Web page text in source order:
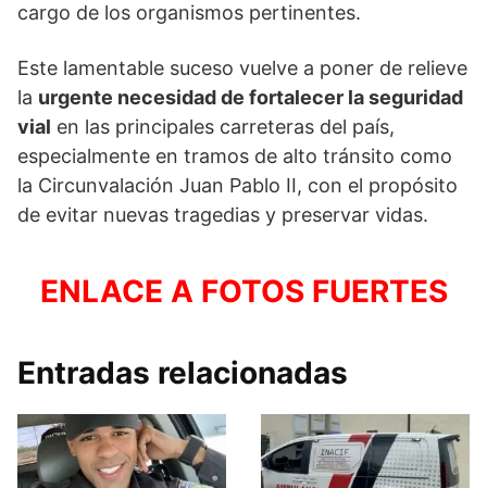
cargo de los organismos pertinentes.
Este lamentable suceso vuelve a poner de relieve
la urgente necesidad de fortalecer la seguridad
vial en las principales carreteras del país,
especialmente en tramos de alto tránsito como
la Circunvalación Juan Pablo II, con el propósito
de evitar nuevas tragedias y preservar vidas.
ENLACE A FOTOS FUERTES
Entradas relacionadas